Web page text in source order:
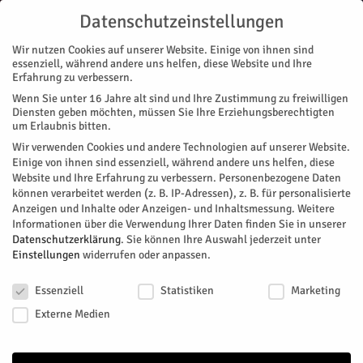
Start
« Alle Veranstaltungen
Diese Veranstaltung hat bereits stattgefunden.
MEINE FREUNDIN CONNI –
GEHEIMNIS UM KATER MAU
Facebook
Datenschutzeinstellungen
Wir nutzen Cookies auf unserer Website. Einige von ihnen sind
essenziell, während andere uns helfen, diese Website und Ihre
Erfahrung zu verbessern.
Wenn Sie unter 16 Jahre alt sind und Ihre Zustimmung zu freiwilligen
Diensten geben möchten, müssen Sie Ihre Erziehungsberechtigten
um Erlaubnis bitten.
Wir verwenden Cookies und andere Technologien auf unserer Website.
Einige von ihnen sind essenziell, während andere uns helfen, diese
Website und Ihre Erfahrung zu verbessern. Personenbezogene Daten
können verarbeitet werden (z. B. IP-Adressen), z. B. für personalisierte
Anzeigen und Inhalte oder Anzeigen- und Inhaltsmessung. Weitere
Informationen über die Verwendung Ihrer Daten finden Sie in unserer
Datenschutzerklärung. Sie können Ihre Auswahl jederzeit unter
Einstellungen widerrufen oder anpassen.
Essenziell
Statistiken
Marketing
Externe Medien